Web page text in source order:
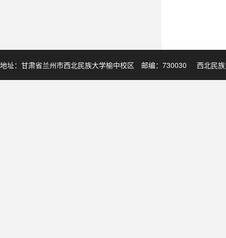
地址：甘肃省兰州市西北民族大学榆中校区 邮编：730030 西北民